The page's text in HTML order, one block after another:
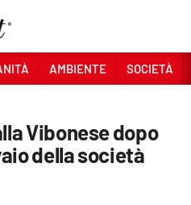
AMBIENTE SOCIETÀ
Vibonese dopo
della società